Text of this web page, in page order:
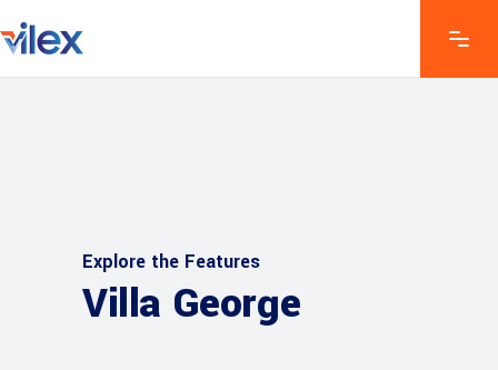
Explore the Features
Villa George